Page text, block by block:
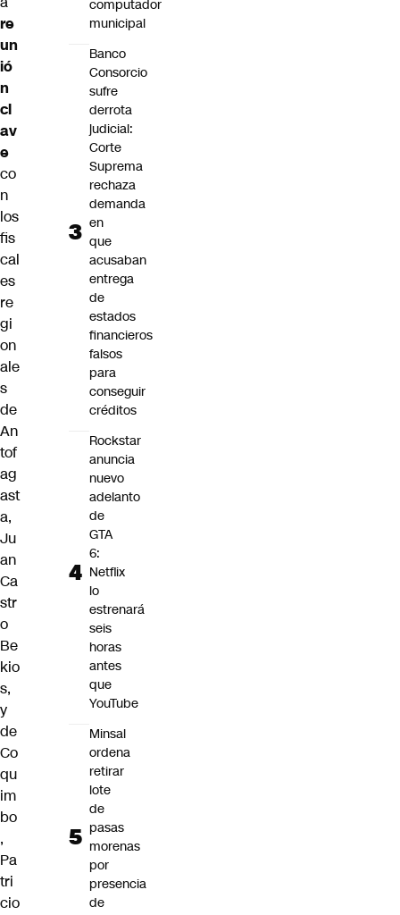
re
un
ió
n
cl
av
e
co
n
los
fis
cal
es
re
gi
on
ale
s
de
An
tof
ag
ast
a,
Ju
an
Ca
str
o
Be
kio
s,
y
de
Co
qu
im
bo
,
Pa
tri
cio
computador
municipal
Banco
Consorcio
sufre
derrota
judicial:
Corte
Suprema
rechaza
demanda
en
que
acusaban
entrega
de
estados
financieros
falsos
para
conseguir
créditos
Rockstar
anuncia
nuevo
adelanto
de
GTA
6:
Netflix
lo
estrenará
seis
horas
antes
que
YouTube
Minsal
ordena
retirar
lote
de
pasas
morenas
por
presencia
de